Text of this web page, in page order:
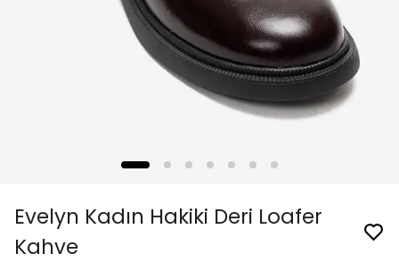
Evelyn Kadın Hakiki Deri Loafer
Kahve